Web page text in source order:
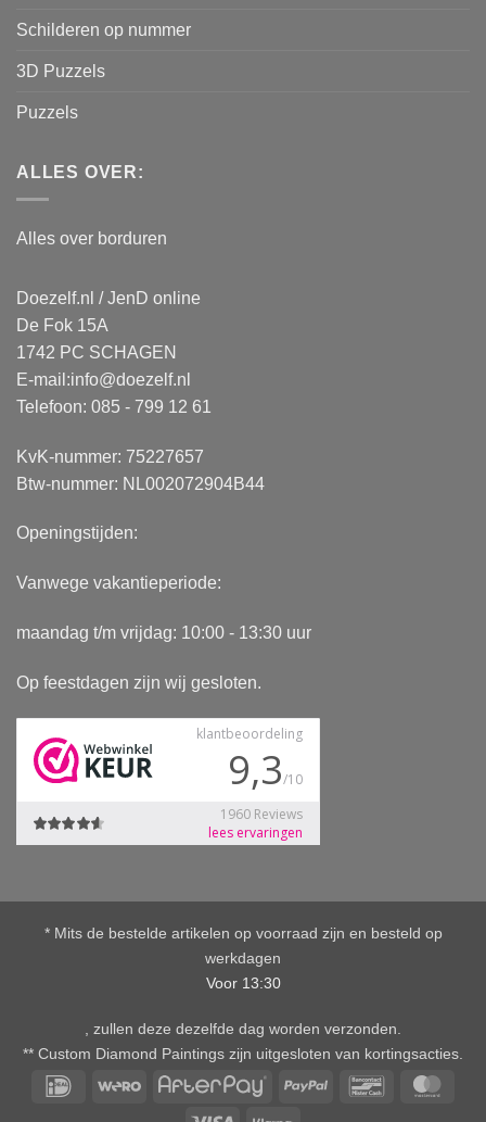
Schilderen op nummer
3D Puzzels
Puzzels
ALLES OVER:
Alles over borduren
Doezelf.nl / JenD online
De Fok 15A
1742 PC SCHAGEN
E-mail:info@doezelf.nl
Telefoon: 085 - 799 12 61
KvK-nummer: 75227657
Btw-nummer: NL002072904B44
Openingstijden:
Vanwege vakantieperiode:
maandag t/m vrijdag: 10:00 - 13:30 uur
Op feestdagen zijn wij gesloten.
* Mits de bestelde artikelen op voorraad zijn en besteld op
werkdagen
Voor 13:30
, zullen deze dezelfde dag worden verzonden.
** Custom Diamond Paintings zijn uitgesloten van kortingsacties.
IDeal
Wero AfterPayPayPal Bancontact